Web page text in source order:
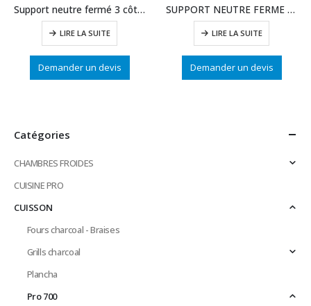
Support neutre fermé 3 côtés larg. 700
LIRE LA SUITE
Demander un devis
SUPPORT NEUTRE FERME 3 COTÉS LARG.400
LIRE LA SUITE
Demander un devis
Catégories
CHAMBRES FROIDES
CUISINE PRO
CUISSON
Fours charcoal - Braises
Grills charcoal
Plancha
Pro 700